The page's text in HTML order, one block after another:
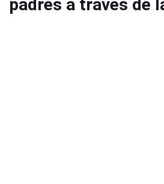
padres a través de